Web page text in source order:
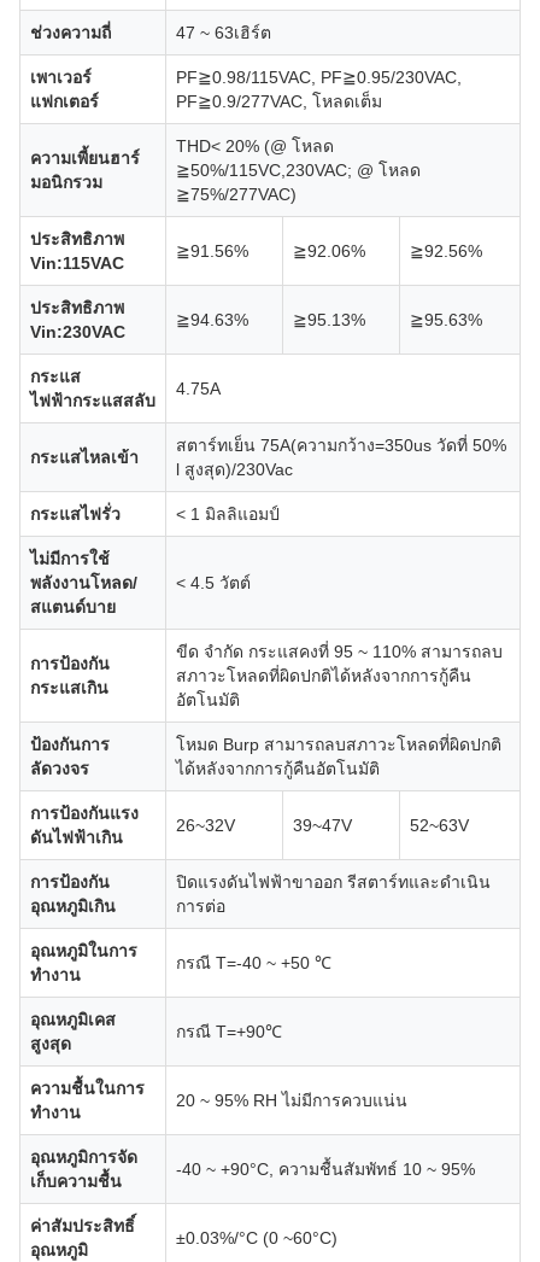
ช่วงความถี่ 47 ~ 63เฮิร์ต
เพาเวอร์
แฟกเตอร์
PF≧0.98/115VAC, PF≧0.95/230VAC,
PF≧0.9/277VAC, โหลดเต็ม
ความเพี้ยนฮาร์
มอนิกรวม
THD< 20% (@ โหลด
≧50%/115VC,230VAC; @ โหลด
≧75%/277VAC)
ประสิทธิภาพ
Vin:115VAC
≧91.56% ≧92.06% ≧92.56%
ประสิทธิภาพ
Vin:230VAC
≧94.63% ≧95.13% ≧95.63%
กระแส
ไฟฟ้ากระแสสลับ
4.75A
กระแสไหลเข้า
สตาร์ทเย็น 75A(ความกว้าง=350us วัดที่ 50%
l สูงสุด)/230Vac
กระแสไฟรั่ว < 1 มิลลิแอมป์
ไม่มีการใช้
พลังงานโหลด/
สแตนด์บาย
< 4.5 วัตต์
การป้องกัน
กระแสเกิน
ขีด จำกัด กระแสคงที่ 95 ~ 110% สามารถลบ
สภาวะโหลดที่ผิดปกติได้หลังจากการกู้คืน
อัตโนมัติ
ป้องกันการ
ลัดวงจร
โหมด Burp สามารถลบสภาวะโหลดที่ผิดปกติ
ได้หลังจากการกู้คืนอัตโนมัติ
การป้องกันแรง
ดันไฟฟ้าเกิน
26~32V 39~47V 52~63V
การป้องกัน
อุณหภูมิเกิน
ปิดแรงดันไฟฟ้าขาออก รีสตาร์ทและดำเนิน
การต่อ
อุณหภูมิในการ
ทำงาน
กรณี T=-40 ~ +50 ℃
อุณหภูมิเคส
สูงสุด
กรณี T=+90℃
ความชื้นในการ
ทำงาน
20 ~ 95% RH ไม่มีการควบแน่น
อุณหภูมิการจัด
เก็บความชื้น
-40 ~ +90°C, ความชื้นสัมพัทธ์ 10 ~ 95%
ค่าสัมประสิทธิ์
อุณหภูมิ
±0.03%/°C (0 ~60°C)